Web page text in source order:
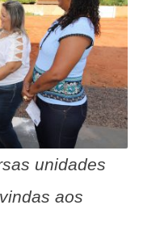
unidades
aos